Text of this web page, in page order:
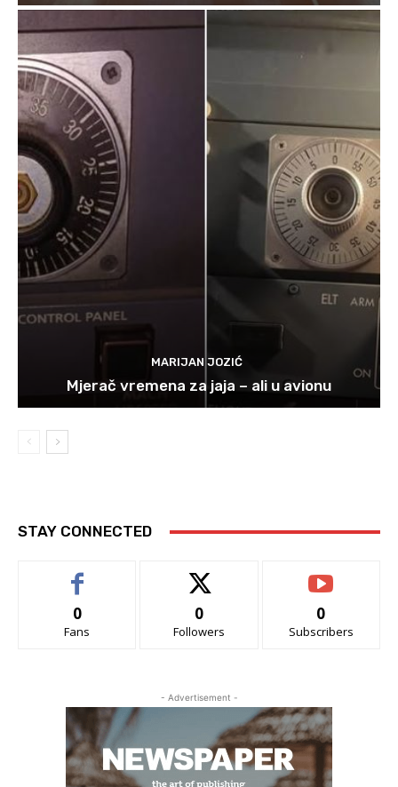
MARIJAN JOZIĆ
Mjerač vremena za jaja – ali u avionu
STAY CONNECTED
0
Fans
0
Followers
0
Subscribers
- Advertisement -